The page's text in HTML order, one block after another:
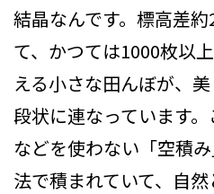
結晶なんです。標高差
て、かつては1000枚以
える小さな田んぼが、
段状に連なっています
などを使わない「空積
法で積まれていて、自